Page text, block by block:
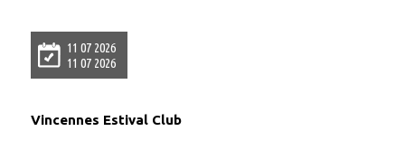
11 07 2026
11 07 2026
Vincennes Estival Club